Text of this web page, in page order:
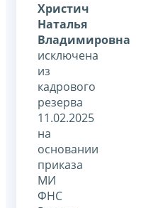
Христич
Наталья
Владимировна
исключена
из
кадрового
резерва
11.02.2025
на
основании
приказа
МИ
ФНС